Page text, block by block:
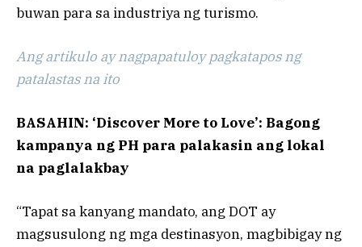
buwan para sa industriya ng turismo.
Ang artikulo ay nagpapatuloy pagkatapos ng
patalastas na ito
BASAHIN: ‘Discover More to Love’: Bagong
kampanya ng PH para palakasin ang lokal
na paglalakbay
“Tapat sa kanyang mandato, ang DOT ay
magsusulong ng mga destinasyon, magbibigay ng